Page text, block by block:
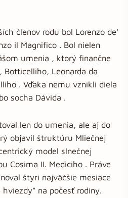
členov rodu bol Lorenzo de'
il Magnifico . Bol nielen
umenia , ktorý finančne
Botticelliho, Leonarda da
. Vďaka nemu vznikli diela
socha Dávida .
len do umenia, ale aj do
objavil štruktúru Mliečnej
model slnečnej
Cosima II. Mediciho . Práve
štyri najväčšie mesiace
na počesť rodiny.